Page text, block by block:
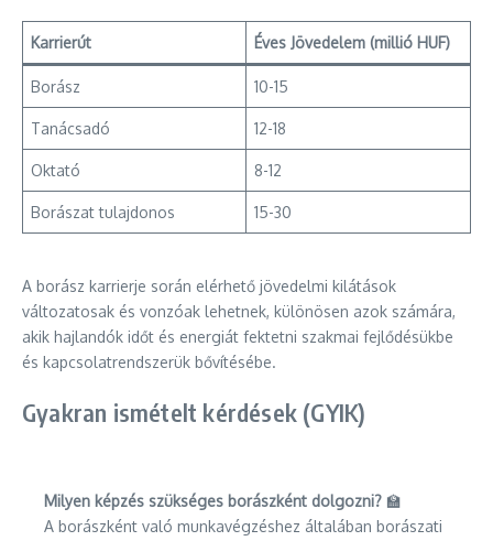
Karrierút Éves Jövedelem (millió HUF)
Borász 10-15
Tanácsadó 12-18
Oktató 8-12
Borászat tulajdonos 15-30
A borász karrierje során elérhető jövedelmi kilátások
változatosak és vonzóak lehetnek, különösen azok számára,
akik hajlandók időt és energiát fektetni szakmai fejlődésükbe
és kapcsolatrendszerük bővítésébe.
Gyakran ismételt kérdések (GYIK)
Milyen képzés szükséges borászként dolgozni? 🏫
A borászként való munkavégzéshez általában borászati